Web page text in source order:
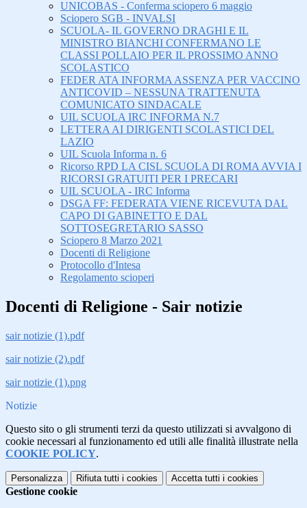
UNICOBAS - Conferma sciopero 6 maggio
Sciopero SGB - INVALSI
SCUOLA- IL GOVERNO DRAGHI E IL
MINISTRO BIANCHI CONFERMANO LE
CLASSI POLLAIO PER IL PROSSIMO ANNO
SCOLASTICO
FEDER ATA INFORMA ASSENZA PER VACCINO
ANTICOVID – NESSUNA TRATTENUTA
COMUNICATO SINDACALE
UIL SCUOLA IRC INFORMA N.7
LETTERA AI DIRIGENTI SCOLASTICI DEL
LAZIO
UIL Scuola Informa n. 6
Ricorso RPD LA CISL SCUOLA DI ROMA AVVIA I
RICORSI GRATUITI PER I PRECARI
UIL SCUOLA - IRC Informa
DSGA FF: FEDERATA VIENE RICEVUTA DAL
CAPO DI GABINETTO E DAL
SOTTOSEGRETARIO SASSO
Sciopero 8 Marzo 2021
Docenti di Religione
Protocollo d'Intesa
Regolamento scioperi
Docenti di Religione - Sair notizie
sair notizie (1).pdf
sair notizie (2).pdf
sair notizie (1).png
Notizie
Questo sito o gli strumenti terzi da questo utilizzati si avvalgono di
cookie necessari al funzionamento ed utili alle finalità illustrate nella
COOKIE POLICY.
Personalizza Rifiuta tutti i cookies Accetta tutti i cookies
Gestione cookie